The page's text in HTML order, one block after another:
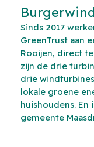
Sinds 2017
GreenTrust aan
Rooijen, direct
zijn de drie
drie
lokale groene
huishoudens. En
gemeente